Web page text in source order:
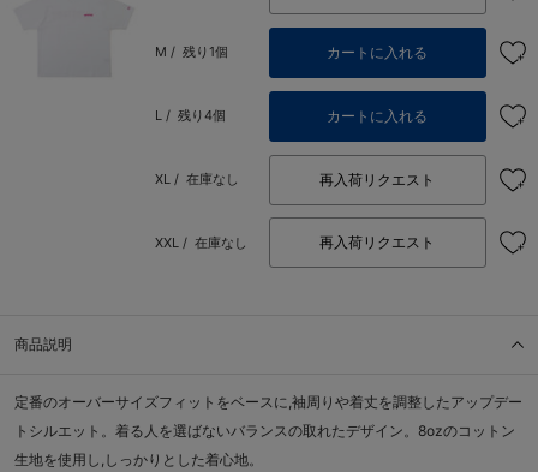
M / 残り1個 カートに入れる
L / 残り4個 カートに入れる
XL / 在庫なし 再入荷リクエスト
XXL / 在庫なし 再入荷リクエスト
商品説明
定番のオーバーサイズフィットをベースに,袖周りや着丈を調整したアップデー
トシルエット。着る人を選ばないバランスの取れたデザイン。8ozのコットン
生地を使用し,しっかりとした着心地。